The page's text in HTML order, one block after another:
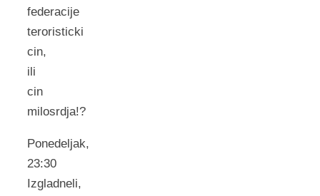
federacije
teroristicki
cin,
ili
cin
milosrdja!?
Ponedeljak,
23:30
Izgladneli,